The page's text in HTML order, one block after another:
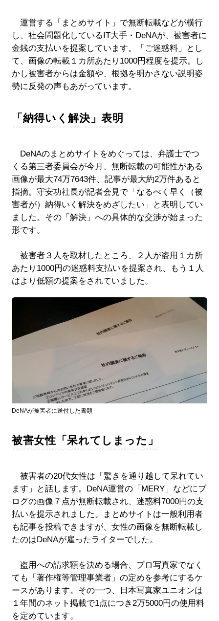
運営する「まとめサイト」で無断転載などが横行
し、社会問題化しているIT大手・DeNAが、被害者に
金銭の支払いを提案しています。「ご迷惑料」とし
て、画像の転載１カ所あたり1000円程度を提示。し
かし被害者からは金額や、根拠を明かさない説明姿
勢に反発の声もあがっています。
「納得いく解決」表明
DeNAのまとめサイトをめぐっては、弁護士でつ
くる第三者委員会が今月、無断転載の可能性がある
画像が最大74万7643件、記事が最大約2万件あると
指摘。守安功社長が記者会見で「なるべく早く（被
害者が）納得いく解決をめざしたい」と表明してい
ました。その「解決」への具体的な交渉が始まった
形です。
被害者３人を取材したところ、２人が盗用１カ所
あたり1000円の迷惑料支払いを提案され、もう１人
はより低額の提案をされていました。
DeNAが被害者に送付した書類
被害女性「呆れてしまった」
被害者の20代女性は「驚きを通り越して呆れてい
ます」と話します。DeNA運営の「MERY」などにブ
ログの画像７点が無断転載され、迷惑料7000円の支
払いを提示されました。まとめサイトは一般利用者
も記事を投稿できますが、女性の画像を無断転載し
たのはDeNAが雇ったライターでした。
盗用への請求額を決める場合、プロ写真家でなく
ても「著作権等管理事業者」の定めを参考にするケ
ースがあります。その一つ、日本写真家ユニオンは
１年間のネット掲載で1点につき2万5000円の使用料
を定めています。